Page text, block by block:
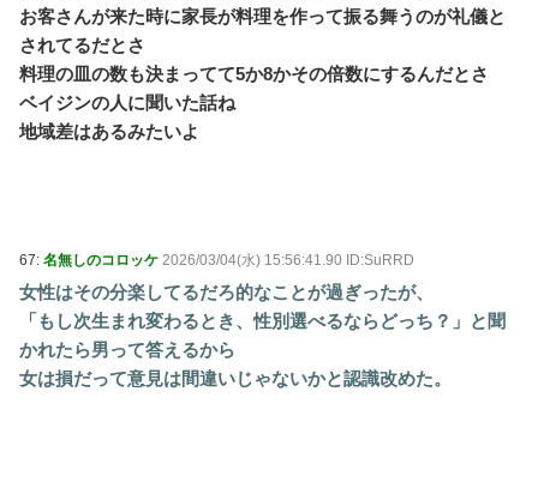
お客さんが来た時に家長が料理を作って振る舞うのが礼儀と
されてるだとさ
料理の皿の数も決まってて5か8かその倍数にするんだとさ
ベイジンの人に聞いた話ね
地域差はあるみたいよ
67: 名無しのコロッケ 2026/03/04(水) 15:56:41.90 ID:SuRRD
女性はその分楽してるだろ的なことが過ぎったが、
「もし次生まれ変わるとき、性別選べるならどっち？」と聞
かれたら男って答えるから
女は損だって意見は間違いじゃないかと認識改めた。